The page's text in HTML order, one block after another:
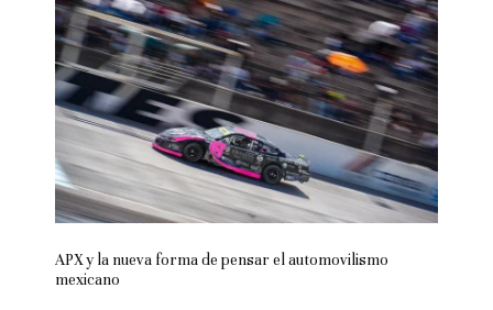
APX y la nueva forma de pensar el automovilismo
mexicano